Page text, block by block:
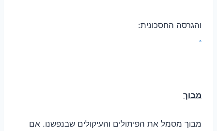
והגרסה החסכונית:
.
מבוך
מבוך מסמל את הפיתולים והעיקולים שבנפשנו. אם